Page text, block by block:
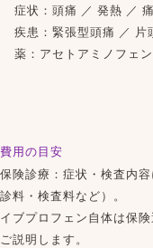
症状： 頭痛 ／ 発熱 ／
疾患： 緊張型頭痛 ／ 片
薬： アセトアミノフェン
費用の目安
保険診療：症状・検査内
診料・検査料など）。
イブプロフェン自体は保
ご説明します。